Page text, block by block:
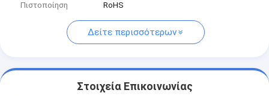
Πιστοποίηση
RoHS
Δείτε περισσότερων
Στοιχεία Επικοινωνίας